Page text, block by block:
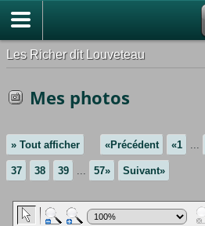
Les Richer dit Louveteau
Mes photos
» Tout afficher «Précédent «1 ...
37 38 39 ... 57» Suivant»